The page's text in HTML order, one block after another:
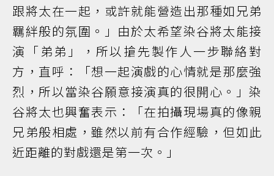
跟將太在一起，或許就能營造出那種如兄弟
羈絆般的氛圍。」由於太希望染谷將太能接
演「弟弟」，所以搶先製作人一步聯絡對
方，直呼：「想一起演戲的心情就是那麼強
烈，所以當染谷願意接演真的很開心。」染
谷將太也興奮表示：「在拍攝現場真的像親
兄弟般相處，雖然以前有合作經驗，但如此
近距離的對戲還是第一次。」